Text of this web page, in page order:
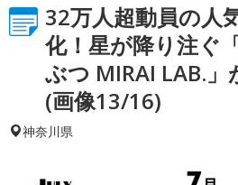
32万人超動員の人
化！星が降り注ぐ
ぶつ MIRAI LAB.
(画像13/16)
神奈川県